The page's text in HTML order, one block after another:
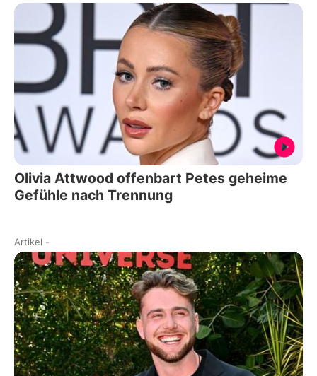
Olivia Attwood offenbart Petes geheime
Gefühle nach Trennung
Artikel -